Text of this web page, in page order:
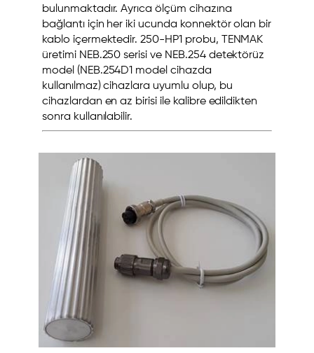
bulunmaktadır. Ayrıca ölçüm cihazına
bağlantı için her iki ucunda konnektör olan bir
kablo içermektedir. 250-HP1 probu, TENMAK
üretimi NEB.250 serisi ve NEB.254 detektörüz
model (NEB.254D1 model cihazda
kullanılmaz) cihazlara uyumlu olup, bu
cihazlardan en az birisi ile kalibre edildikten
sonra kullanılabilir.